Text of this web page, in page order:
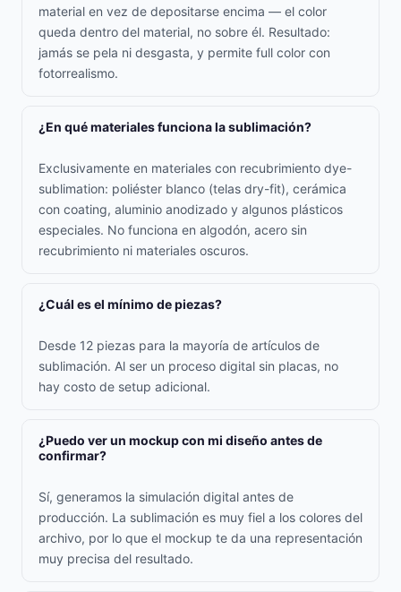
material en vez de depositarse encima — el color
queda dentro del material, no sobre él. Resultado:
jamás se pela ni desgasta, y permite full color con
fotorrealismo.
¿En qué materiales funciona la sublimación?
Exclusivamente en materiales con recubrimiento dye-
sublimation: poliéster blanco (telas dry-fit), cerámica
con coating, aluminio anodizado y algunos plásticos
especiales. No funciona en algodón, acero sin
recubrimiento ni materiales oscuros.
¿Cuál es el mínimo de piezas?
Desde 12 piezas para la mayoría de artículos de
sublimación. Al ser un proceso digital sin placas, no
hay costo de setup adicional.
¿Puedo ver un mockup con mi diseño antes de
confirmar?
Sí, generamos la simulación digital antes de
producción. La sublimación es muy fiel a los colores del
archivo, por lo que el mockup te da una representación
muy precisa del resultado.